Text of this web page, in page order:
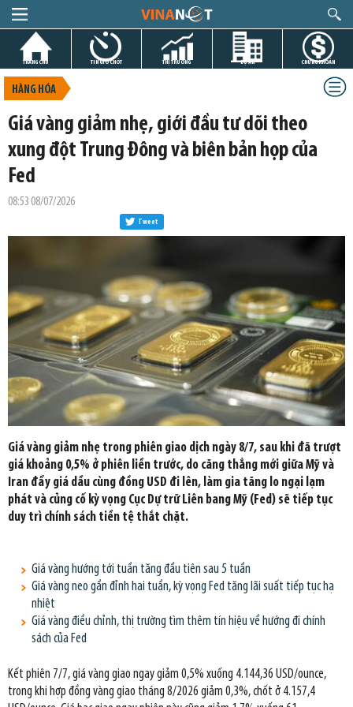
TRANG CHỦ TIN GIỜ CHÓT THỊ TRƯỜNG DỰ ÁN CHỨNG KHOÁN
HÀNG HÓA
Giá vàng giảm nhẹ, giới đầu tư dõi theo
xung đột Trung Đông và biên bản họp của
Fed
08:53 08/07/2026
Tweet
Giá vàng giảm nhẹ trong phiên giao dịch ngày 8/7, sau khi đã trượt
giá khoảng 0,5% ở phiên liền trước, do căng thẳng mới giữa Mỹ và
Iran đẩy giá dầu cùng đồng USD đi lên, làm gia tăng lo ngại lạm
phát và củng cố kỳ vọng Cục Dự trữ Liên bang Mỹ (Fed) sẽ tiếp tục
duy trì chính sách tiền tệ thắt chặt.
Giá vàng hướng tới tuần tăng đầu tiên sau 5 tuần
Giá vàng neo gần đỉnh hai tuần, kỳ vọng Fed tăng lãi suất tiếp tục hạ
nhiệt
Giá vàng điều chỉnh, thị trường tìm thêm tín hiệu về hướng đi chính
sách của Fed
Kết phiên 7/7, giá vàng giao ngay giảm 0,5% xuống 4.144,36 USD/ounce,
trong khi hợp đồng vàng giao tháng 8/2026 giảm 0,3%, chốt ở 4.157,4